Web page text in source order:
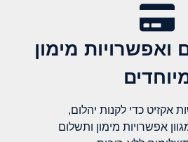
ואפשרויות מימון
אקזיט כדי לקנות יהלום,
אפשרויות מימון ותשלום